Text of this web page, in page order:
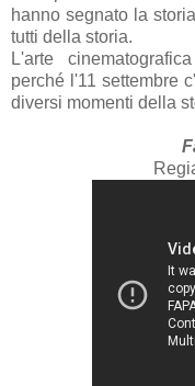
hanno segnato la
tutti della storia.
L'arte
perché l'11 settembre
diversi momenti della